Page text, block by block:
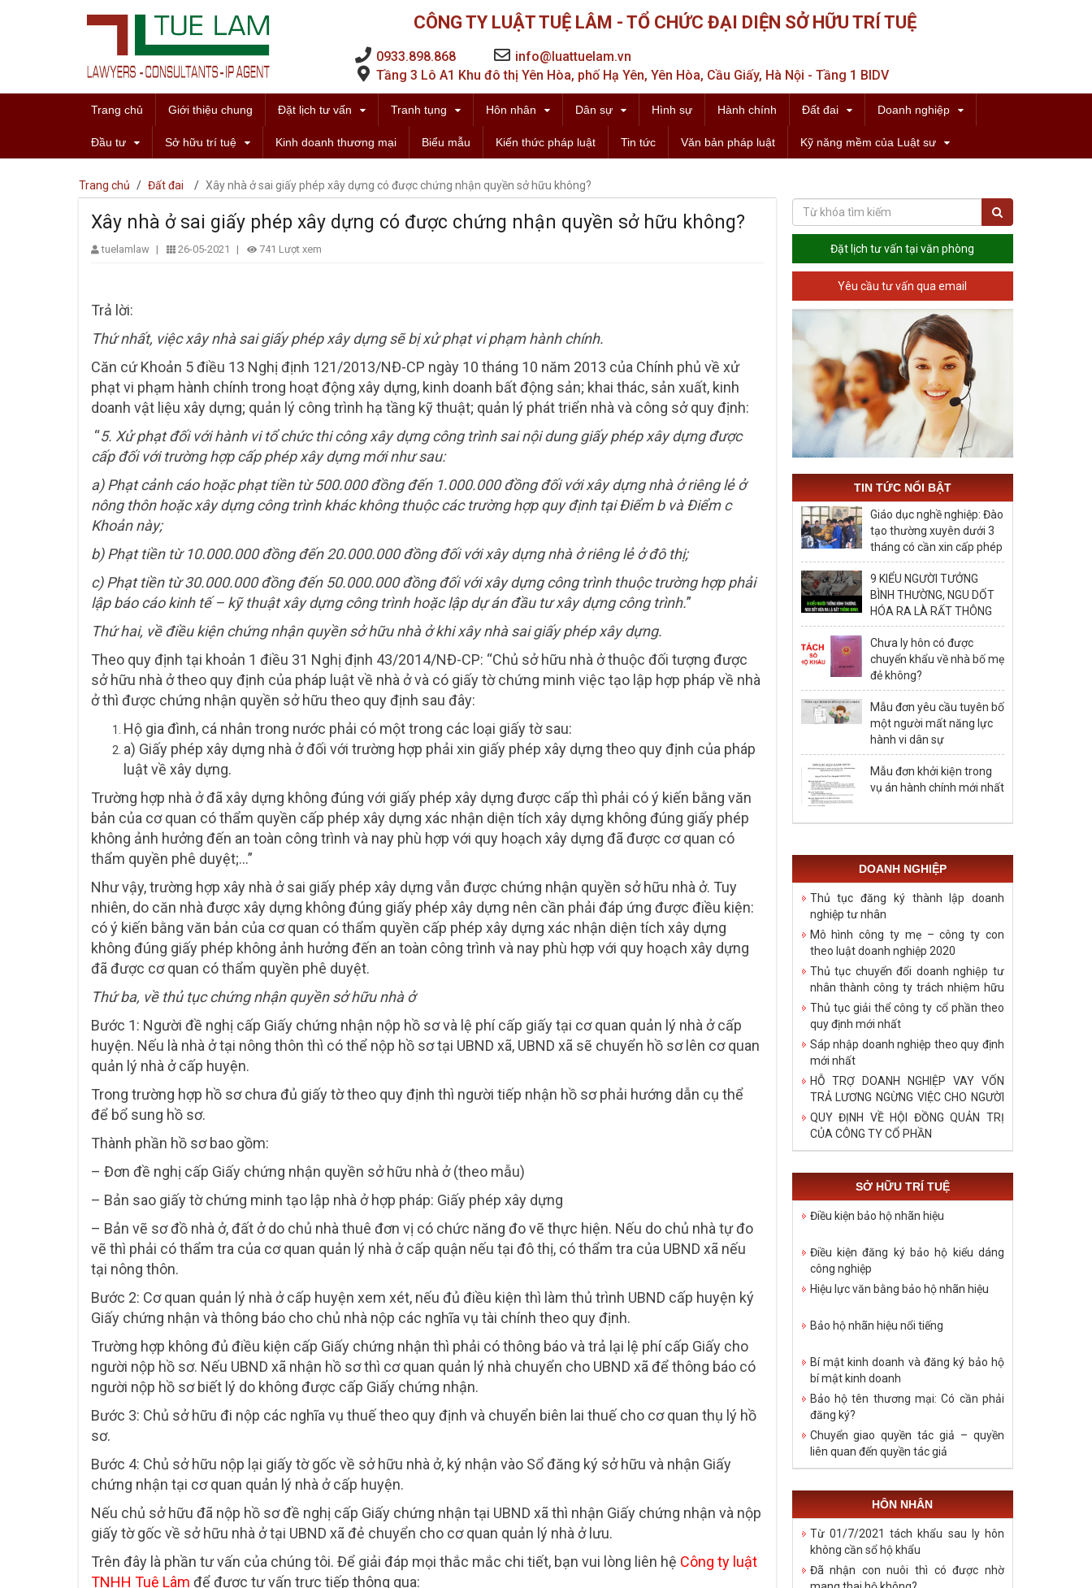
CÔNG TY LUẬT TUỆ LÂM - TỔ CHỨC ĐẠI DIỆN SỞ HỮU TRÍ TUỆ
0933.898.868
info@luattuelam.vn
Tầng 3 Lô A1 Khu đô thị Yên Hòa, phố Hạ Yên, Yên Hòa, Cầu Giấy, Hà Nội - Tầng 1 BIDV
Trang chủ Giới thiệu chung Đặt lịch tư vấn Tranh tụng Hôn nhân Dân sự Hình sự Hành chính Đất đai Doanh nghiệp
Đầu tư Sở hữu trí tuệ Kinh doanh thương mại Biểu mẫu Kiến thức pháp luật Tin tức Văn bản pháp luật Kỹ năng mềm của Luật sư
Trang chủ / Đất đai / Xây nhà ở sai giấy phép xây dựng có được chứng nhận quyền sở hữu không?
Xây nhà ở sai giấy phép xây dựng có được chứng nhận quyền sở hữu không?
tuelamlaw | 26-05-2021 | 741 Lượt xem
Trả lời:
Thứ nhất, việc xây nhà sai giấy phép xây dựng sẽ bị xử phạt vi phạm hành chính.
Căn cứ Khoản 5 điều 13 Nghị định 121/2013/NĐ-CP ngày 10 tháng 10 năm 2013 của Chính phủ về xử
phạt vi phạm hành chính trong hoạt động xây dựng, kinh doanh bất động sản; khai thác, sản xuất, kinh
doanh vật liệu xây dựng; quản lý công trình hạ tầng kỹ thuật; quản lý phát triển nhà và công sở quy định:
“5. Xử phạt đối với hành vi tổ chức thi công xây dựng công trình sai nội dung giấy phép xây dựng được
cấp đối với trường hợp cấp phép xây dựng mới như sau:
a) Phạt cảnh cáo hoặc phạt tiền từ 500.000 đồng đến 1.000.000 đồng đối với xây dựng nhà ở riêng lẻ ở
nông thôn hoặc xây dựng công trình khác không thuộc các trường hợp quy định tại Điểm b và Điểm c
Khoản này;
b) Phạt tiền từ 10.000.000 đồng đến 20.000.000 đồng đối với xây dựng nhà ở riêng lẻ ở đô thị;
c) Phạt tiền từ 30.000.000 đồng đến 50.000.000 đồng đối với xây dựng công trình thuộc trường hợp phải
lập báo cáo kinh tế – kỹ thuật xây dựng công trình hoặc lập dự án đầu tư xây dựng công trình.”
Thứ hai, về điều kiện chứng nhận quyền sở hữu nhà ở khi xây nhà sai giấy phép xây dựng.
Theo quy định tại khoản 1 điều 31 Nghị định 43/2014/NĐ-CP: “Chủ sở hữu nhà ở thuộc đối tượng được
sở hữu nhà ở theo quy định của pháp luật về nhà ở và có giấy tờ chứng minh việc tạo lập hợp pháp về nhà
ở thì được chứng nhận quyền sở hữu theo quy định sau đây:
Hộ gia đình, cá nhân trong nước phải có một trong các loại giấy tờ sau:
a) Giấy phép xây dựng nhà ở đối với trường hợp phải xin giấy phép xây dựng theo quy định của pháp
luật về xây dựng.
Trường hợp nhà ở đã xây dựng không đúng với giấy phép xây dựng được cấp thì phải có ý kiến bằng văn
bản của cơ quan có thẩm quyền cấp phép xây dựng xác nhận diện tích xây dựng không đúng giấy phép
không ảnh hưởng đến an toàn công trình và nay phù hợp với quy hoạch xây dựng đã được cơ quan có
thẩm quyền phê duyệt;…”
Như vậy, trường hợp xây nhà ở sai giấy phép xây dựng vẫn được chứng nhận quyền sở hữu nhà ở. Tuy
nhiên, do căn nhà được xây dựng không đúng giấy phép xây dựng nên cần phải đáp ứng được điều kiện:
có ý kiến bằng văn bản của cơ quan có thẩm quyền cấp phép xây dựng xác nhận diện tích xây dựng
không đúng giấy phép không ảnh hưởng đến an toàn công trình và nay phù hợp với quy hoạch xây dựng
đã được cơ quan có thẩm quyền phê duyệt.
Thứ ba, về thủ tục chứng nhận quyền sở hữu nhà ở
Bước 1: Người đề nghị cấp Giấy chứng nhận nộp hồ sơ và lệ phí cấp giấy tại cơ quan quản lý nhà ở cấp
huyện. Nếu là nhà ở tại nông thôn thì có thể nộp hồ sơ tại UBND xã, UBND xã sẽ chuyển hồ sơ lên cơ quan
quản lý nhà ở cấp huyện.
Trong trường hợp hồ sơ chưa đủ giấy tờ theo quy định thì người tiếp nhận hồ sơ phải hướng dẫn cụ thể
để bổ sung hồ sơ.
Thành phần hồ sơ bao gồm:
– Đơn đề nghị cấp Giấy chứng nhận quyền sở hữu nhà ở (theo mẫu)
– Bản sao giấy tờ chứng minh tạo lập nhà ở hợp pháp: Giấy phép xây dựng
– Bản vẽ sơ đồ nhà ở, đất ở do chủ nhà thuê đơn vị có chức năng đo vẽ thực hiện. Nếu do chủ nhà tự đo
vẽ thì phải có thẩm tra của cơ quan quản lý nhà ở cấp quận nếu tại đô thị, có thẩm tra của UBND xã nếu
tại nông thôn.
Bước 2: Cơ quan quản lý nhà ở cấp huyện xem xét, nếu đủ điều kiện thì làm thủ trình UBND cấp huyện ký
Giấy chứng nhận và thông báo cho chủ nhà nộp các nghĩa vụ tài chính theo quy định.
Trường hợp không đủ điều kiện cấp Giấy chứng nhận thì phải có thông báo và trả lại lệ phí cấp Giấy cho
người nộp hồ sơ. Nếu UBND xã nhận hồ sơ thì cơ quan quản lý nhà chuyển cho UBND xã để thông báo có
người nộp hồ sơ biết lý do không được cấp Giấy chứng nhận.
Bước 3: Chủ sở hữu đi nộp các nghĩa vụ thuế theo quy định và chuyển biên lai thuế cho cơ quan thụ lý hồ
sơ.
Bước 4: Chủ sở hữu nộp lại giấy tờ gốc về sở hữu nhà ở, ký nhận vào Sổ đăng ký sở hữu và nhận Giấy
chứng nhận tại cơ quan quản lý nhà ở cấp huyện.
Nếu chủ sở hữu đã nộp hồ sơ đề nghị cấp Giấy chứng nhận tại UBND xã thì nhận Giấy chứng nhận và nộp
giấy tờ gốc về sở hữu nhà ở tại UBND xã đẻ chuyển cho cơ quan quản lý nhà ở lưu.
Trên đây là phần tư vấn của chúng tôi. Để giải đáp mọi thắc mắc chi tiết, bạn vui lòng liên hệ Công ty luật
TNHH Tuệ Lâm để được tư vấn trực tiếp thông qua:
Đặt lịch tư vấn tại văn phòng
Yêu cầu tư vấn qua email
TIN TỨC NỔI BẬT
Giáo dục nghề nghiệp: Đào
tạo thường xuyên dưới 3
tháng có cần xin cấp phép
hay không?
9 KIỂU NGƯỜI TƯỞNG
BÌNH THƯỜNG, NGU DỐT
HÓA RA LÀ RẤT THÔNG
MINH, ĐÁNG ĐỂ HỌC TẬP
Chưa ly hôn có được
chuyển khẩu về nhà bố mẹ
đẻ không?
Mẫu đơn yêu cầu tuyên bố
một người mất năng lực
hành vi dân sự
Mẫu đơn khởi kiện trong
vụ án hành chính mới nhất
DOANH NGHIỆP
Thủ tục đăng ký thành lập doanh
nghiệp tư nhân
Mô hình công ty mẹ – công ty con
theo luật doanh nghiệp 2020
Thủ tục chuyển đổi doanh nghiệp tư
nhân thành công ty trách nhiệm hữu
hạn
Thủ tục giải thể công ty cổ phần theo
quy định mới nhất
Sáp nhập doanh nghiệp theo quy định
mới nhất
HỖ TRỢ DOANH NGHIỆP VAY VỐN
TRẢ LƯƠNG NGỪNG VIỆC CHO NGƯỜI
LAO ĐỘNG TRONG DỊCH COVID – 19
QUY ĐỊNH VỀ HỘI ĐỒNG QUẢN TRỊ
CỦA CÔNG TY CỔ PHẦN
SỞ HỮU TRÍ TUỆ
Điều kiện bảo hộ nhãn hiệu
Điều kiện đăng ký bảo hộ kiểu dáng
công nghiệp
Hiệu lực văn bằng bảo hộ nhãn hiệu
Bảo hộ nhãn hiệu nổi tiếng
Bí mật kinh doanh và đăng ký bảo hộ
bí mật kinh doanh
Bảo hộ tên thương mại: Có cần phải
đăng ký?
Chuyển giao quyền tác giả – quyền
liên quan đến quyền tác giả
HÔN NHÂN
Từ 01/7/2021 tách khẩu sau ly hôn
không cần sổ hộ khẩu
Đã nhận con nuôi thì có được nhờ